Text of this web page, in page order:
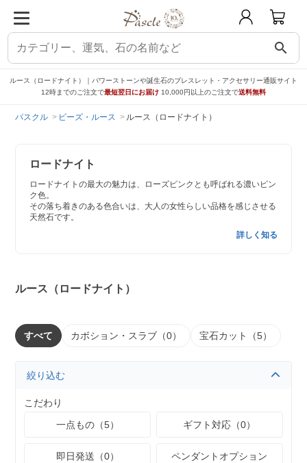
search
ルース（ロードナイト）｜パワーストーンや誕生石のブレスレット・アクセサリー通販サイト
12時までのご注文で最短翌日にお届け 10,000円以上のご注文で送料無料
パスクル ビーズ・ルース ルース（ロードナイト）
ロードナイト
ロードナイトの最大の魅力は、ローズピンクとも呼ばれる濃いピン
ク色。
その落ち着きのある色合いは、大人の女性らしい品格を感じさせる
天然石です。
詳しく知る
ルース（ロードナイト）
すべて カボション・スラブ（0） 宝石カット（5）
絞り込む
こだわり
一点もの（5）
ギフト対応（0）
即日発送（0）
ペンダントオプション